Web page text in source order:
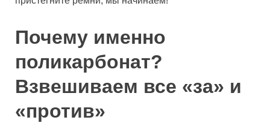
Почему именно
поликарбонат?
Взвешиваем все «за» и
«против»